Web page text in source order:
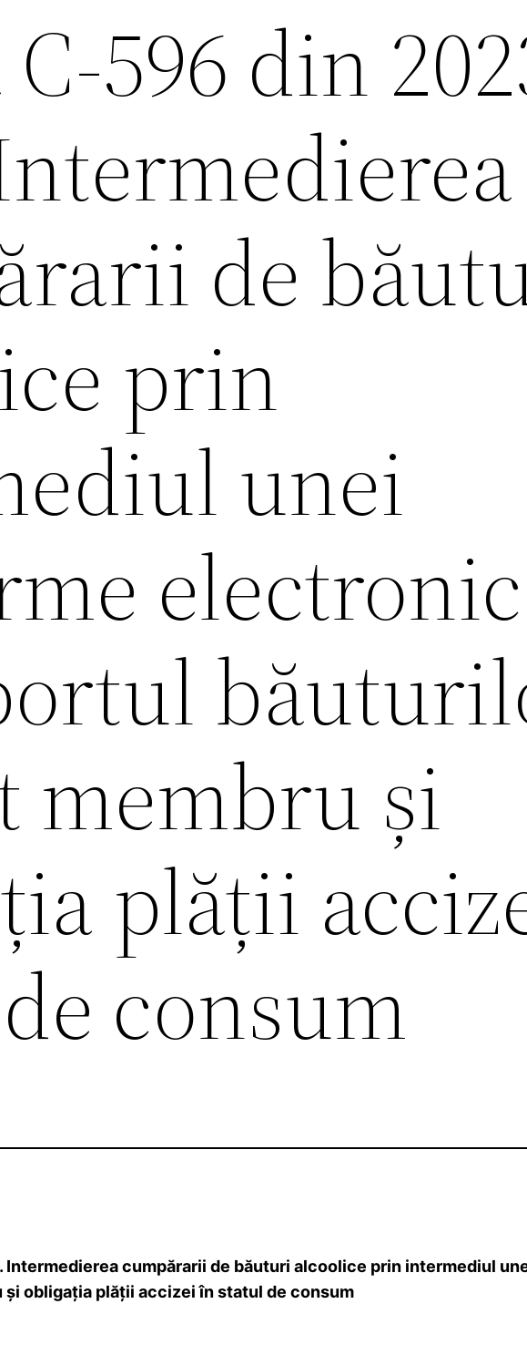
din
de
prin
unei
membru și
plății
consum
Intermedierea cumpărarii de băuturi alcoolice prin intermediul
obligația plății accizei în statul de consum